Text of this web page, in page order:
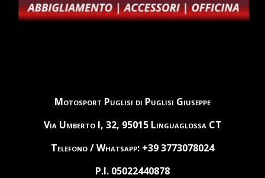
Motosport Puglisi di Puglisi Giuseppe
Via Umberto I, 32, 95015 Linguaglossa CT
Telefono / Whatsapp: +39 3773078024
P.I. 05022440878